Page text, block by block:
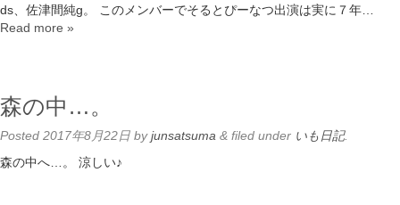
ds、佐津間純g。 このメンバーでそるとぴーなつ出演は実に７年…
Read more »
森の中…。
Posted 2017年8月22日 byjunsatsuma & filed under いも日記.
森の中へ…。 涼しい♪